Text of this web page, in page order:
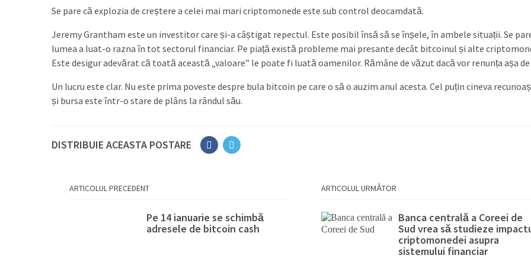
Se pare că explozia de creștere a celei mai mari criptomonede este sub control deocamdată.
Jeremy Grantham este un investitor care și-a câștigat repectul. Este posibil însă să se înșele, în ambele situații. Se
lumea a luat-o razna în tot sectorul financiar. Pe piață există probleme mai presante decât bitcoinul și alte
Este desigur adevărat că toată această „valoare” le poate fi luată oamenilor. Rămâne de văzut dacă vor renunța așa de
Un lucru este clar. Nu este prima poveste despre bula bitcoin pe care o să o auzim anul acesta. Cel puțin cineva
și bursa este într-o stare de plâns la rândul său.
DISTRIBUIE ACEASTA POSTARE
ARTICOLUL PRECEDENT
Pe 14 ianuarie se schimbă
adresele de bitcoin cash
ARTICOLUL URMĂTOR
Banca centrală a Coreei de
Sud vrea să studieze
criptomonedei asupra
sistemului financiar